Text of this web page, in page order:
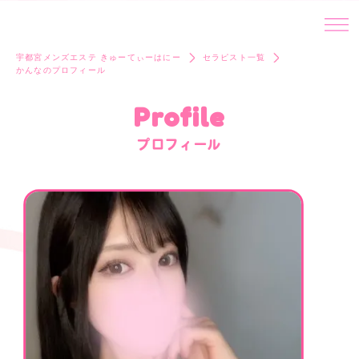
宇都宮メンズエステ きゅーてぃーはにー
セラピスト一覧
かんなのプロフィール
Profile
プロフィール